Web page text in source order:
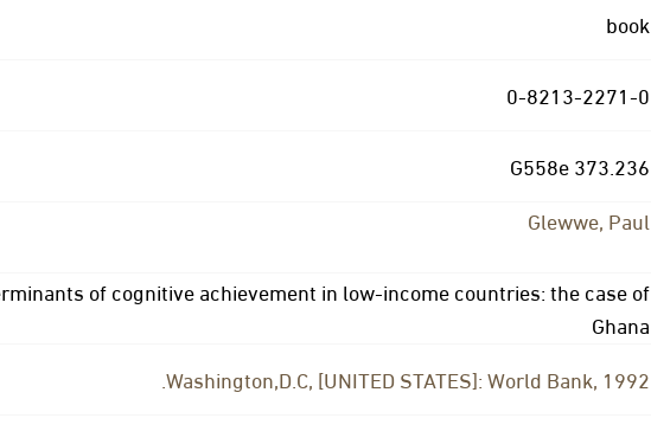
book
0-8213-2271-0
373.236 G558e
Glewwe, Paul
of cognitive achievement in low-income countries: the case of
Ghana
Washington,D.C, [UNITED STATES]: World Bank, 1992.